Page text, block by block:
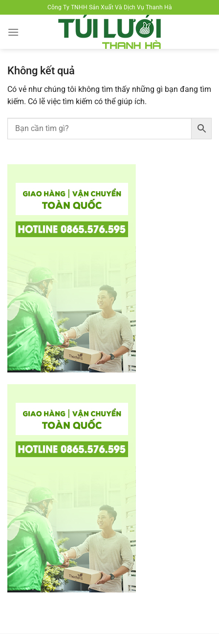
đến
nội
Công Ty TNHH Sản Xuất Và Dịch Vụ Thanh Hà
Không kết quả
Có vẻ như chúng tôi không tìm thấy những gì bạn đang tìm
kiếm. Có lẽ việc tìm kiếm có thể giúp ích.